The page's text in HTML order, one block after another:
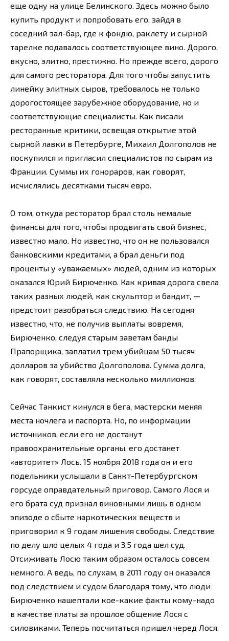
еще одну на улице Белинского. Здесь можно было
купить продукт и попробовать его, зайдя в
соседний зал-бар, где к фондю, раклету и сырной
тарелке подавалось соответствующее вино. Дорого,
вкусно, элитно, престижно. Но прежде всего, дорого
для самого ресторатора. Для того чтобы запустить
линейку элитных сыров, требовалось не только
дорогостоящее зарубежное оборудование, но и
соответствующие специалисты. Как писали
ресторанные критики, освещая открытие этой
сырной лавки в Петербурге, Михаил Долгополов не
поскупился и пригласил специалистов по сырам из
Франции. Суммы их гонораров, как говорят,
исчислялись десятками тысяч евро.
О том, откуда ресторатор брал столь немалые
финансы для того, чтобы продвигать свой бизнес,
известно мало. Но известно, что он не пользовался
банковскими кредитами, а брал деньги под
проценты у «уважаемых» людей, одним из которых
оказался Юрий Бирюченко. Как кривая дорога свела
таких разных людей, как скульптор и бандит, —
предстоит разобраться следствию. На сегодня
известно, что, не получив выплаты вовремя,
Бирюченко, следуя старым заветам банды
Прапорщика, заплатил трем убийцам 50 тысяч
долларов за убийство Долгополова. Сумма долга,
как говорят, составляла несколько миллионов.
Сейчас Танкист кинулся в бега, мастерски меняя
места ночлега и паспорта. Но, по информации
источников, если его не достанут
правоохранительные органы, его достанет
«авторитет» Лось. 15 ноября 2018 года он и его
подельники услышали в Санкт-Петербургском
горсуде оправдательный приговор. Самого Лося и
его брата суд признал виновными лишь в одном
эпизоде о сбыте наркотических веществ и
приговорил к 9 годам лишения свободы. Следствие
по делу шло целых 4 года и 3,5 года шел суд.
Отсиживать Лосю таким образом осталось совсем
немного. А ведь, по слухам, в 2011 году он оказался
под следствием и судом благодаря тому, что люди
Бирюченко нашептали кое-какие факты кому-надо
в качестве платы за прошлое общение Лося с
силовиками. Теперь посчитаться пришел черед Лося.